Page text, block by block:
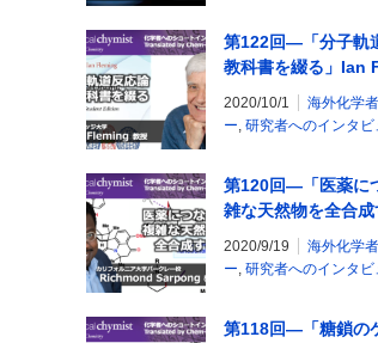
第122回―「分子軌
教科書を綴る」Ian
2020/10/1
海外化学
ー, 研究者へのインタビ
第120回―「医薬に
雑な天然物を全合成
Richmond Sarpong
2020/9/19
海外化学
ー, 研究者へのインタビ
第118回―「糖鎖の